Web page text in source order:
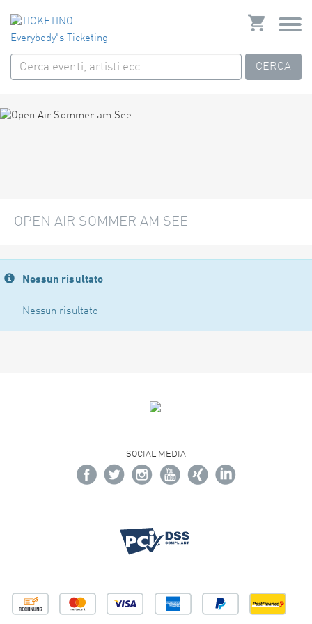
CERCA
OPEN AIR SOMMER AM SEE
Nessun risultato
Nessun risultato
SOCIAL MEDIA